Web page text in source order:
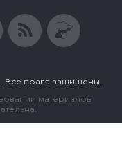
Все права защищены.
материалов